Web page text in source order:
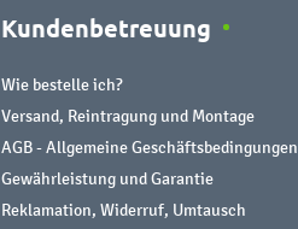
Kundenbetreuung
Wie bestelle ich?
Versand, Reintragung und Montage
AGB - Allgemeine Geschäftsbedingungen
Gewährleistung und Garantie
Reklamation, Widerruf, Umtausch